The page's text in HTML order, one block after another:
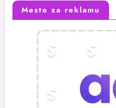
Mesto za reklamu